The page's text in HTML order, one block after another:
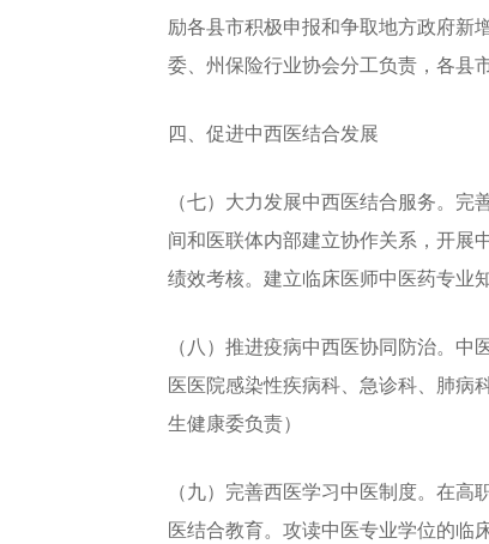
励各县市积极申报和争取地方政府新
委、州保险行业协会分工负责，各县
四、促进中西医结合发展
（七）大力发展中西医结合服务。
间和医联体内部建立协作关系，开展
绩效考核。建立临床医师中医药专业
（八）推进疫病中西医协同防治。
医医院感染性疾病科、急诊科、肺病
生健康委负责）
（九）完善西医学习中医制度。在
医结合教育。攻读中医专业学位的临